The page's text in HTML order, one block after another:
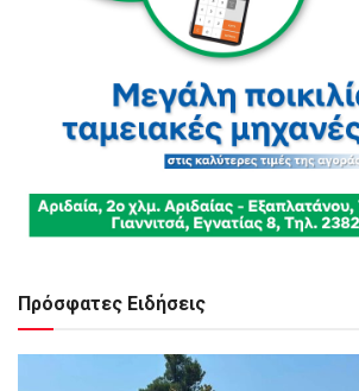
Πρόσφατες Ειδήσεις